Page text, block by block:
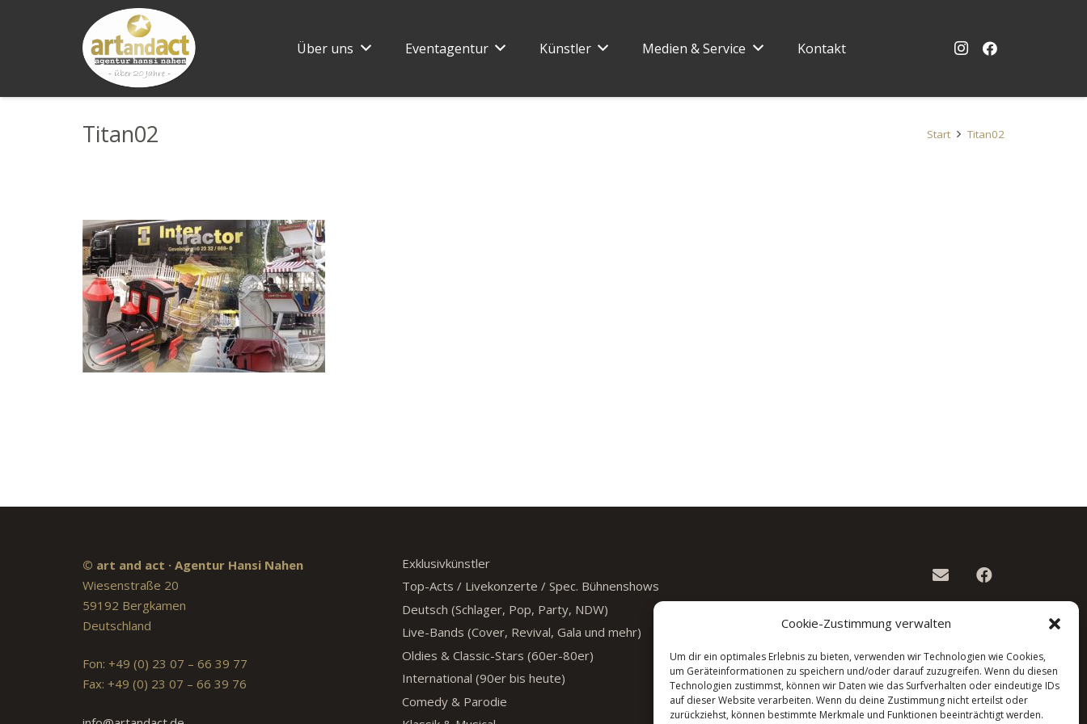
Cookie-Zustimmung verwalten
Um dir ein optimales Erlebnis zu bieten, verwenden wir Technologien wie Cookies,
um Geräteinformationen zu speichern und/oder darauf zuzugreifen. Wenn du diesen
Technologien zustimmst, können wir Daten wie das Surfverhalten oder eindeutige IDs
auf dieser Website verarbeiten. Wenn du deine Zustimmung nicht erteilst oder
zurückziehst, können bestimmte Merkmale und Funktionen beeinträchtigt werden.
Über uns Eventagentur Künstler Medien & Service Kontakt
Titan02 Start Titan02
© art and act · Agentur Hansi Nahen
Wiesenstraße 20
59192 Bergkamen
Deutschland
Fon: +49 (0) 23 07 – 66 39 77
Fax: +49 (0) 23 07 – 66 39 76
Exklusivkünstler
Top-Acts / Livekonzerte / Spec. Bühnenshows
Deutsch (Schlager, Pop, Party, NDW)
Live-Bands (Cover, Revival, Gala und mehr)
Oldies & Classic-Stars (60er-80er)
International (90er bis heute)
Comedy & Parodie